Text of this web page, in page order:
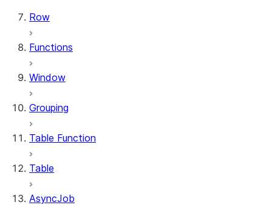
Row
Functions
Window
Grouping
Table Function
Table
AsyncJob